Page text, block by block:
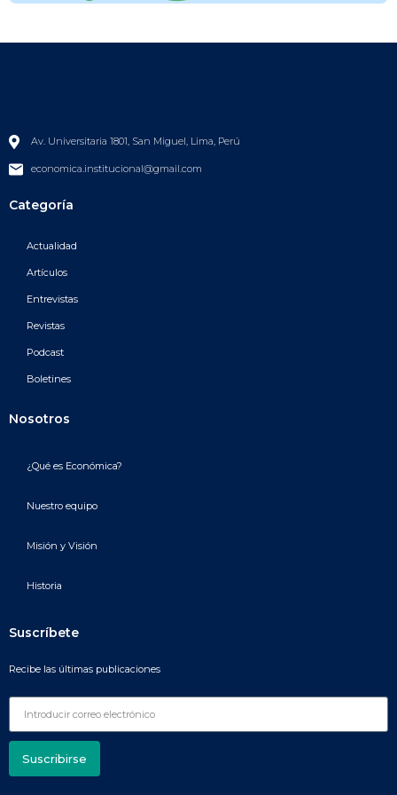
Av. Universitaria 1801, San Miguel, Lima, Perú
economica.institucional@gmail.com
Categoría
Actualidad
Artículos
Entrevistas
Revistas
Podcast
Boletines
Nosotros
¿Qué es Económica?
Nuestro equipo
Misión y Visión
Historia
Suscríbete
Recibe las últimas publicaciones
Suscribirse